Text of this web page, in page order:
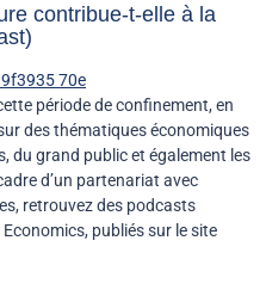
contribue-t-elle à la
période de confinement, en
des thématiques économiques
du grand public et également les
d’un partenariat avec
retrouvez des podcasts
publiés sur le site